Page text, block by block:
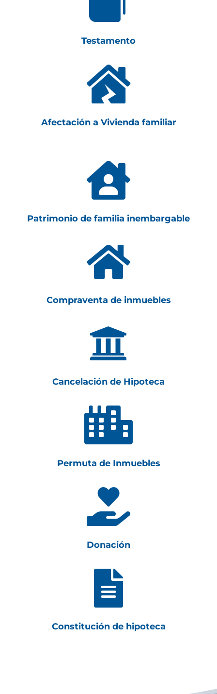
Testamento

Afectación a Vivienda familiar

Patrimonio de familia inembargable

Compraventa de inmuebles

Cancelación de Hipoteca

Permuta de Inmuebles

Donación

Constitución de hipoteca